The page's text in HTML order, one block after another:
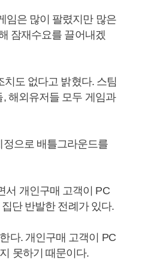
임은 많이 팔렸지만 많은
잠재수요를 끌어내겠
치도 없다고 밝혔다. 스팀
해외유저들 모두 게임과
으로 배틀그라운드를
서 개인구매 고객이 PC
단 반발한 전례가 있다.
다. 개인구매 고객이 PC
못하기 때문이다.